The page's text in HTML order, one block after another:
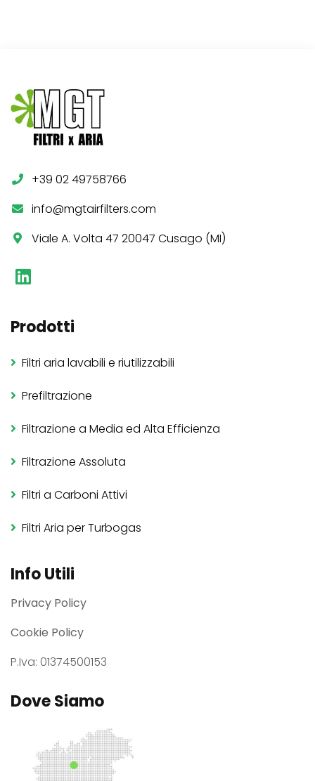
+39 02 49758766
info@mgtairfilters.com
Viale A. Volta 47 20047 Cusago (MI)
Prodotti
Filtri aria lavabili e riutilizzabili
Prefiltrazione
Filtrazione a Media ed Alta Efficienza
Filtrazione Assoluta
Filtri a Carboni Attivi
Filtri Aria per Turbogas
Info Utili
Privacy Policy
Cookie Policy
P.Iva: 01374500153
Dove Siamo